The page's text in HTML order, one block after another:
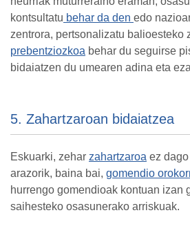
kontsultatu behar da den edo
zentrora, pertsonalizatu balioesteko
prebentziozkoa behar du seguirse
bidaiatzen du umearen adina eta
5. Zahartzaroan bidaiatzea
Eskuarki, zehar zahartzaroa ez
arazorik, baina bai, gomendio
hurrengo gomendioak kontuan izan
saihesteko osasunerako arriskuak.